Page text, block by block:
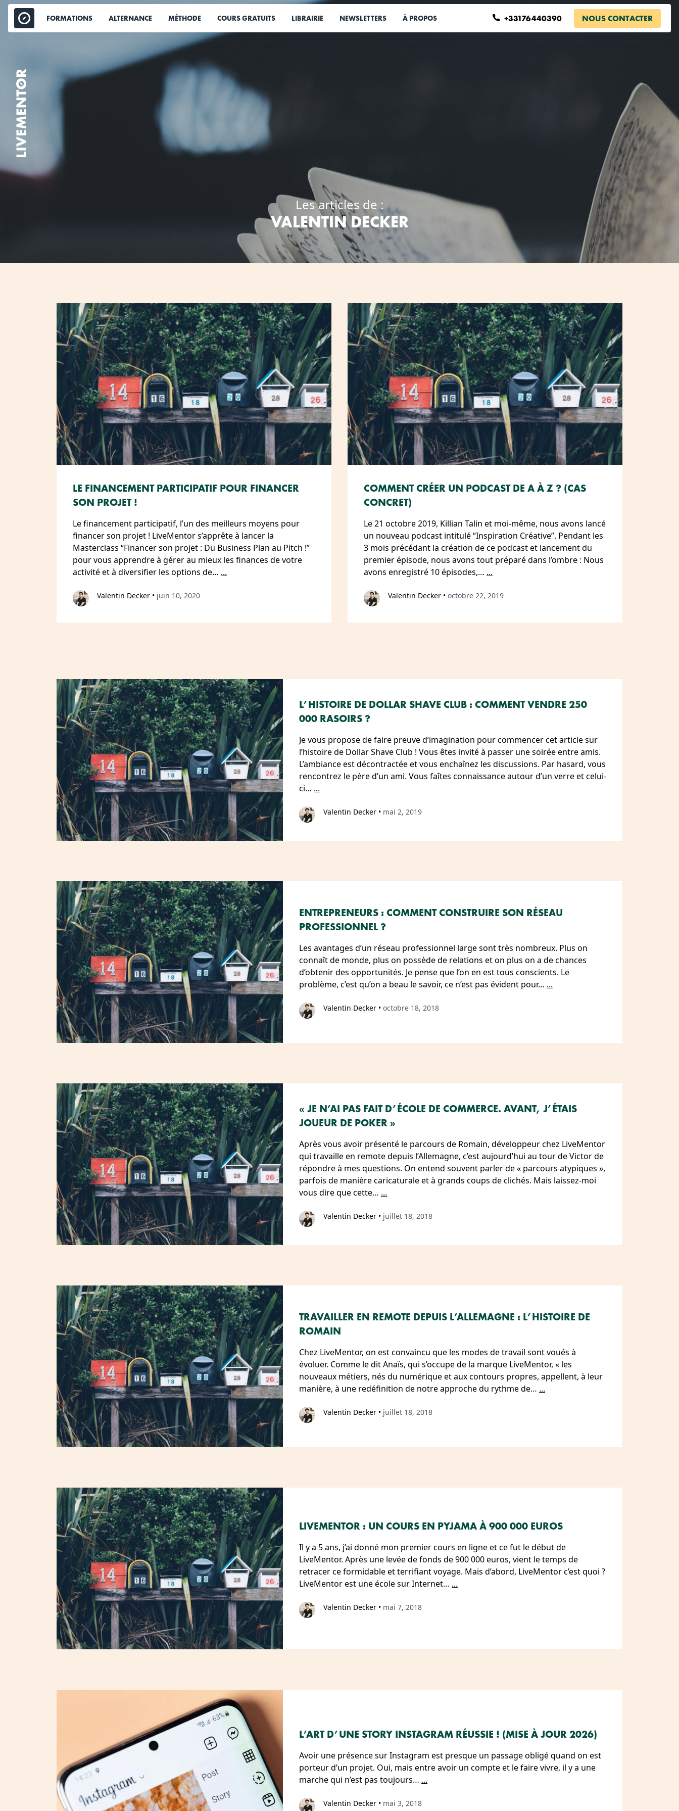
Aller
contenu
FORMATIONS ALTERNANCE MÉTHODE COURS GRATUITS LIBRAIRIE NEWSLETTERS À PROPOS +33176440390 NOUS CONTACTER
Les articles de :
VALENTIN DECKER
LE FINANCEMENT PARTICIPATIF POUR FINANCER
SON PROJET !
Le financement participatif, l’un des meilleurs moyens pour
financer son projet ! LiveMentor s’apprête à lancer la
Masterclass “Financer son projet : Du Business Plan au Pitch !”
pour vous apprendre à gérer au mieux les finances de votre
activité et à diversifier les options de… ...
Valentin Decker • juin 10, 2020
COMMENT CRÉER UN PODCAST DE A À Z ? (CAS
CONCRET)
Le 21 octobre 2019, Killian Talin et moi-même, nous avons lancé
un nouveau podcast intitulé “Inspiration Créative”. Pendant les
3 mois précédant la création de ce podcast et lancement du
premier épisode, nous avons tout préparé dans l’ombre : Nous
avons enregistré 10 épisodes,… ...
Valentin Decker • octobre 22, 2019
L’HISTOIRE DE DOLLAR SHAVE CLUB : COMMENT VENDRE 250
000 RASOIRS ?
Je vous propose de faire preuve d’imagination pour commencer cet article sur
l’histoire de Dollar Shave Club ! Vous êtes invité à passer une soirée entre amis.
L’ambiance est décontractée et vous enchaînez les discussions. Par hasard, vous
rencontrez le père d’un ami. Vous faîtes connaissance autour d’un verre et celui-
ci… ...
Valentin Decker • mai 2, 2019
ENTREPRENEURS : COMMENT CONSTRUIRE SON RÉSEAU
PROFESSIONNEL ?
Les avantages d’un réseau professionnel large sont très nombreux. Plus on
connaît de monde, plus on possède de relations et on plus on a de chances
d’obtenir des opportunités. Je pense que l’on en est tous conscients. Le
problème, c’est qu’on a beau le savoir, ce n’est pas évident pour… ...
Valentin Decker • octobre 18, 2018
« JE N’AI PAS FAIT D’ÉCOLE DE COMMERCE. AVANT, J’ÉTAIS
JOUEUR DE POKER »
Après vous avoir présenté le parcours de Romain, développeur chez LiveMentor
qui travaille en remote depuis l’Allemagne, c’est aujourd’hui au tour de Victor de
répondre à mes questions. On entend souvent parler de « parcours atypiques »,
parfois de manière caricaturale et à grands coups de clichés. Mais laissez-moi
vous dire que cette… ...
Valentin Decker • juillet 18, 2018
TRAVAILLER EN REMOTE DEPUIS L’ALLEMAGNE : L’HISTOIRE DE
ROMAIN
Chez LiveMentor, on est convaincu que les modes de travail sont voués à
évoluer. Comme le dit Anaïs, qui s’occupe de la marque LiveMentor, « les
nouveaux métiers, nés du numérique et aux contours propres, appellent, à leur
manière, à une redéfinition de notre approche du rythme de… ...
Valentin Decker • juillet 18, 2018
LIVEMENTOR : UN COURS EN PYJAMA À 900 000 EUROS
Il y a 5 ans, j’ai donné mon premier cours en ligne et ce fut le début de
LiveMentor. Après une levée de fonds de 900 000 euros, vient le temps de
retracer ce formidable et terrifiant voyage. Mais d’abord, LiveMentor c’est quoi ?
LiveMentor est une école sur Internet… ...
Valentin Decker • mai 7, 2018
L’ART D’UNE STORY INSTAGRAM RÉUSSIE ! (MISE À JOUR 2026)
Avoir une présence sur Instagram est presque un passage obligé quand on est
porteur d’un projet. Oui, mais entre avoir un compte et le faire vivre, il y a une
marche qui n’est pas toujours… ...
Valentin Decker • mai 3, 2018